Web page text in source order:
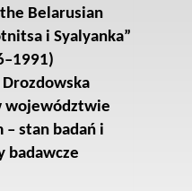
Belarusian
i Syalyanka”
województwie
– stan badań i
badawcze